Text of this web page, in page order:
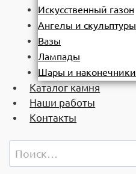
Искусственный газон
Ангелы и скульптуры
Вазы
Лампады
Шары и наконечники
Каталог камня
Наши работы
Контакты